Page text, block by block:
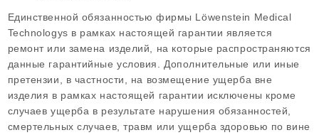
Единственной обязанностью фирмы Löwenstein Medical
Technologys в рамках настоящей гарантии является
ремонт или замена изделий, на которые распространяются
данные гарантийные условия. Дополнительные или иные
претензии, в частности, на возмещение ущерба вне
изделия в рамках настоящей гарантии исключены кроме
случаев ущерба в результате нарушения обязанностей,
смертельных случаев, травм или ущерба здоровью по вине